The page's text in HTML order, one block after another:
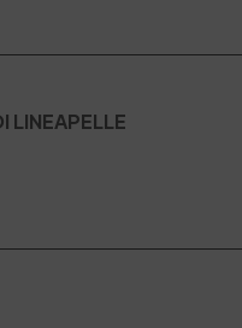
LINEAPELLE